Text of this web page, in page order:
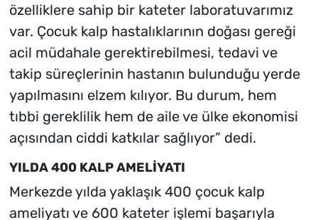
özelliklere sahip bir kateter laboratuvarımız
var. Çocuk kalp hastalıklarının doğası gereği
acil müdahale gerektirebilmesi, tedavi ve
takip süreçlerinin hastanın bulunduğu yerde
yapılmasını elzem kılıyor. Bu durum, hem
tıbbi gereklilik hem de aile ve ülke ekonomisi
açısından ciddi katkılar sağlıyor” dedi.
YILDA 400 KALP AMELİYATI
Merkezde yılda yaklaşık 400 çocuk kalp
ameliyatı ve 600 kateter işlemi başarıyla